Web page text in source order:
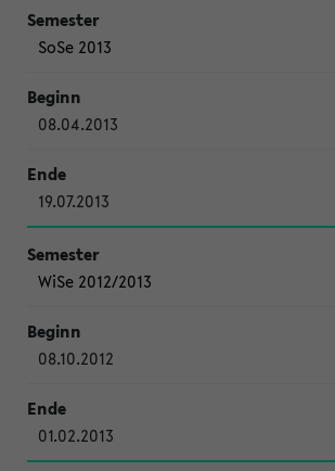
SoSe 2013
08.04.2013
19.07.2013
WiSe 2012/2013
08.10.2012
01.02.2013